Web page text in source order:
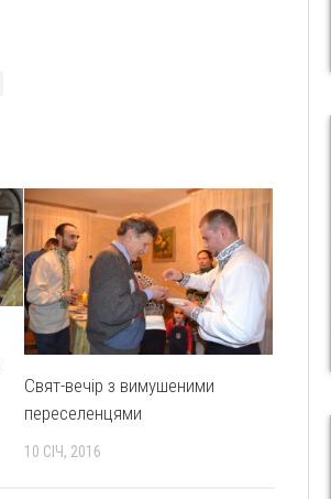
Свят-вечір з вимушеними
переселенцями
10 СІЧ, 2016